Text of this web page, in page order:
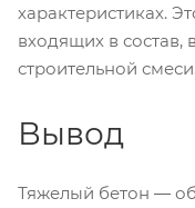
характеристиках.
входящих в состав,
строительной
Вывод
Тяжелый бетон ―